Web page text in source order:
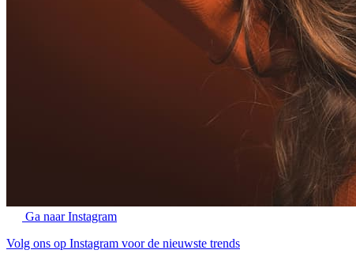
Ga naar Instagram
Volg ons op Instagram voor de nieuwste trends